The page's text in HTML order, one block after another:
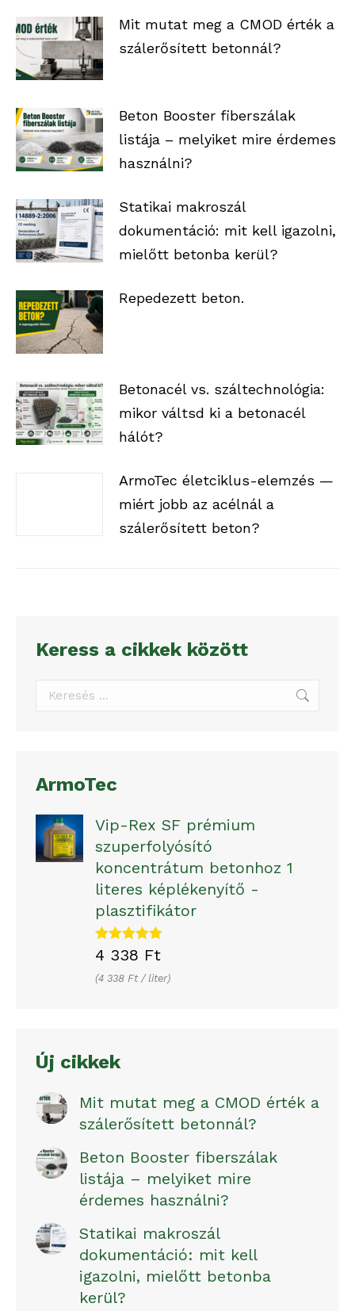
Mit mutat meg a CMOD érték a
szálerősített betonnál?
Beton Booster fiberszálak
listája – melyiket mire érdemes
használni?
Statikai makroszál
dokumentáció: mit kell igazolni,
mielőtt betonba kerül?
Repedezett beton.
Betonacél vs. száltechnológia:
mikor váltsd ki a betonacél
hálót?
ArmoTec életciklus-elemzés —
miért jobb az acélnál a
szálerősített beton?
Keress a cikkek között
Search:
ArmoTec
Vip-Rex SF prémium
szuperfolyósító
koncentrátum betonhoz 1
literes képlékenyítő -
plasztifikátor
Értékelés:
4 338 Ft
4 338 Ft / liter
Új cikkek
Mit mutat meg a CMOD érték a
szálerősített betonnál?
Beton Booster fiberszálak
listája – melyiket mire
érdemes használni?
Statikai makroszál
dokumentáció: mit kell
igazolni, mielőtt betonba
kerül?